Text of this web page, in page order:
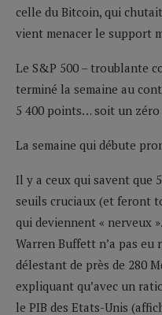
celle du Bitcoin, qui
vient menacer le support
Le S&P 500 – troublante
terminé la semaine au
5 400 points… soit un zéro
La semaine qui débute
Il y a ceux qui savent que
seuils cruciaux (et feront
qui deviennent « nerveux
Warren Buffett n’a pas eu
délestant de près de 280
expliquant qu’avec un
le PIB des Etats-Unis